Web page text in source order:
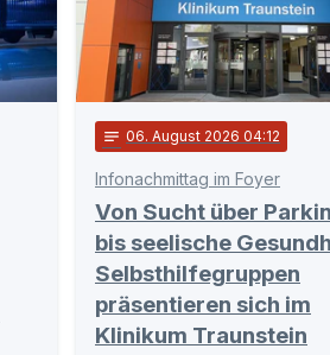
notes 06. August 2026 04:12
Infonachmittag im Foyer
Von Sucht über
bis seelische
Selbsthilfegruppen
präsentieren sich im
Klinikum Traunstein